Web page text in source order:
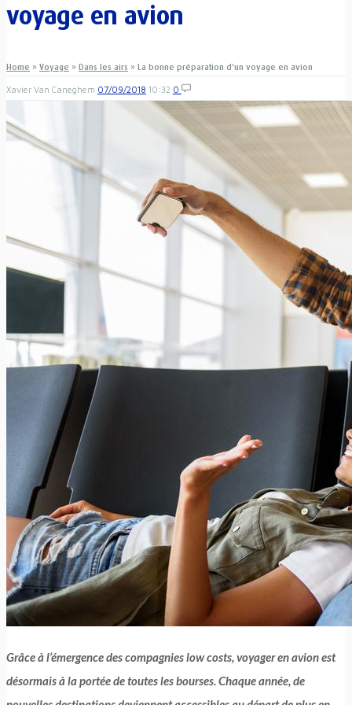
voyage en avion
Home » Voyage » Dans les airs » La bonne préparation d’un voyage en avion
Xavier Van Caneghem 07/09/2018 10:32 0
Grâce à l’émergence des compagnies low costs, voyager en avion est
désormais à la portée de toutes les bourses. Chaque année, de